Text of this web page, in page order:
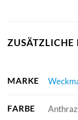
ZUSÄTZLICHE
MARKE
FARBE